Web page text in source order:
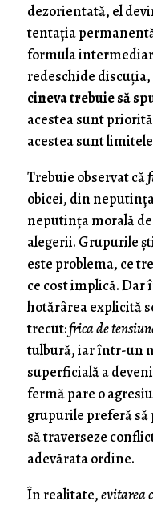
dezorientată, el
tentația
formula
redeschide
cineva trebuie să
acestea sunt
acestea sunt
Trebuie observat că
obicei, din
neputința morală
alegerii. Grupurile
este problema, ce
ce cost implică.
hotărârea explicită
trecut:frica de
tulbură, iar într-un
superficială a
fermă pare o
grupurile preferă să
să traverseze
adevărata ordine.
În realitate,evitarea